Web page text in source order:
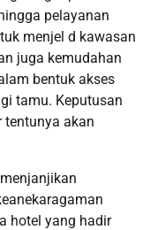
pelayanan
menjel d kawasan
juga kemudahan
bentuk akses
tamu. Keputusan
tentunya akan
hotel yang hadir